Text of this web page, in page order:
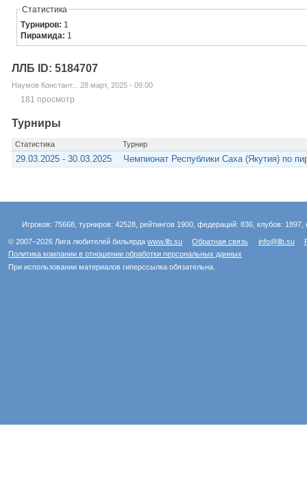
Статистика
Турниров: 1
Пирамида: 1
ЛЛБ ID: 5184707
Наумов Констант... 28 март, 2025 - 09:00
181 просмотр
Турниры
Статистика Турнир
29.03.2025 - 30.03.2025 Чемпионат Республики Саха (Якутия) по
Игроков: 75668, турниров: 42528, рейтингов 1900, федераций: 836, клубов:
© 2007–2026 Лига любителей бильярдаwww.llb.su Обратная связь info@llb.su
Политика компании в отношении обработки персональных данных
При использовании материалов гиперссылка обязательна.